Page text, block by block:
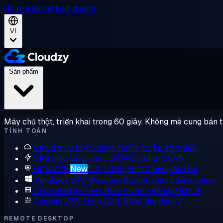
Hỗ trợLiên hệ kinh doanh
VI
Máy chủ thật, triển khai trong 60 giây. Không mê cung bán
TÍNH TOÁN
Cloud VPS EPYC dùng chung, từ $2,48/tháng
VPS hiệu năng cao Lõi EPYC riêng, DDR5
GPU VPS New L4, L40S, H100 theo yêu cầu
Windows VPS Windows Server, toàn quyền admin
Dedicated Servers Bare metal một người thuê
Custom VPS Chọn CPU, RAM, đĩa theo ý
REMOTE DESKTOP